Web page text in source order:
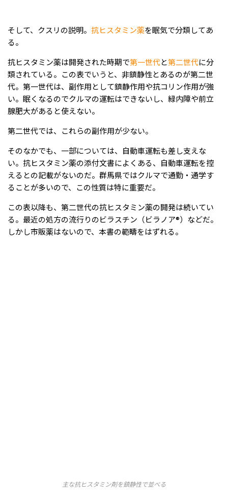
そして、クスリの説明。 抗ヒスタミン薬を眠気で分類してあ
る。
抗ヒスタミン薬は開発された時期で第一世代と第二世代に分
類されている。この表でいうと、非鎮静性とあるのが第二世
代。第一世代は、副作用として鎮静作用や抗コリン作用が強
い。眠くなるのでクルマの運転はできないし、緑内障や前立
腺肥大があると使えない。
第二世代では、これらの副作用が少ない。
そのなかでも、一部については、自動車運転も差し支えな
い。抗ヒスタミン薬の添付文書によくある、自動車運転を控
えるとの記載がないのだ。群馬県ではクルマで通勤・通学す
ることが多いので、この性質は特に重要だ。
この表以降も、第二世代の抗ヒスタミン薬の開発は続いてい
る。最近の処方の流行りのビラスチン（ビラノア®）などだ。
しかし市販薬はないので、本書の範疇をはずれる。
主な抗ヒスタミン剤を鎮静性で並べる